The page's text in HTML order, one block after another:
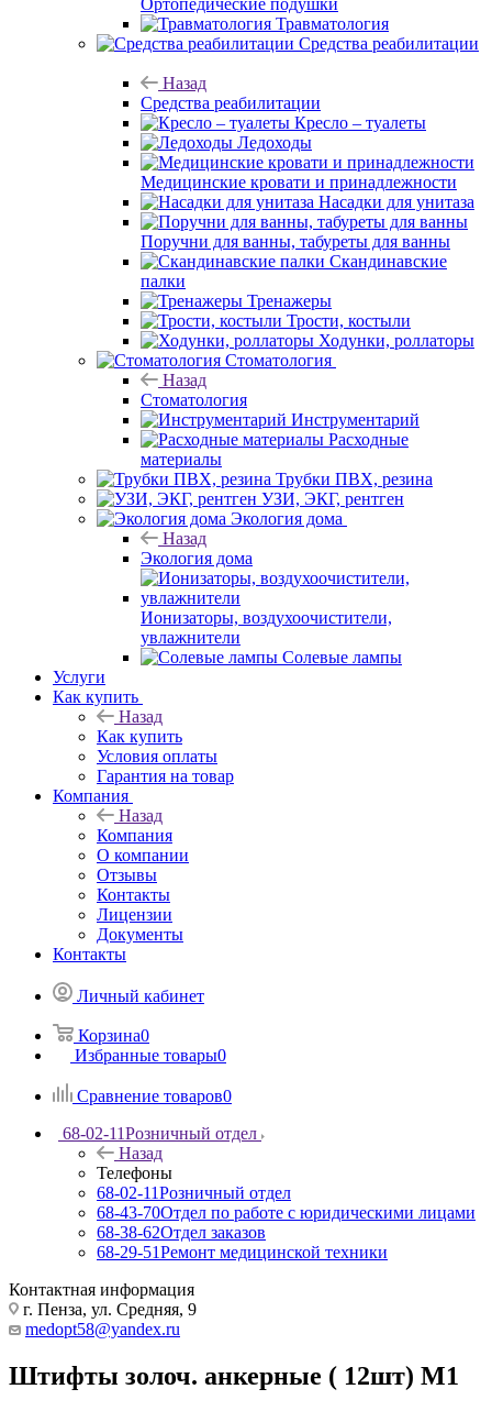
Ортопедические подушки
Травматология
Средства реабилитации
Назад
Средства реабилитации
Кресло – туалеты
Ледоходы
Медицинские кровати и принадлежности
Насадки для унитаза
Поручни для ванны, табуреты для ванны
Скандинавские
палки
Тренажеры
Трости, костыли
Ходунки, роллаторы
Стоматология
Назад
Стоматология
Инструментарий
Расходные
материалы
Трубки ПВХ, резина
УЗИ, ЭКГ, рентген
Экология дома
Назад
Экология дома
Ионизаторы, воздухоочистители,
увлажнители
Солевые лампы
Услуги
Как купить
Назад
Как купить
Условия оплаты
Гарантия на товар
Компания
Назад
Компания
О компании
Отзывы
Контакты
Лицензии
Документы
Контакты
Личный кабинет
Корзина0
Избранные товары0
Сравнение товаров0
68-02-11Розничный отдел
Назад
Телефоны
68-02-11Розничный отдел
68-43-70Отдел по работе с юридическими лицами
68-38-62Отдел заказов
68-29-51Ремонт медицинской техники
Контактная информация
г. Пенза, ул. Средняя, 9
medopt58@yandex.ru
Штифты золоч. анкерные ( 12шт) М1